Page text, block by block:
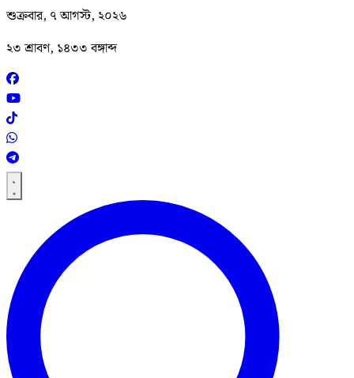
শুক্রবার, ৭ আগস্ট, ২০২৬
২৩ শ্রাবণ, ১৪৩৩ বঙ্গাব্দ